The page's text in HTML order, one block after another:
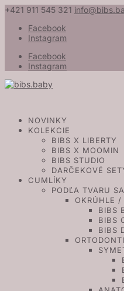
+421 911 545 321
Facebook
Instagram
Facebook
Instagram
NOVINKY
KOLEKCIE
BIBS X LIBERTY
BIBS X MOOMIN
BIBS STUDIO
DARČEKOVÉ
CUMLÍKY
PODĽA TVARU
OKRÚHLE /
BIBS
BIBS
BIBS